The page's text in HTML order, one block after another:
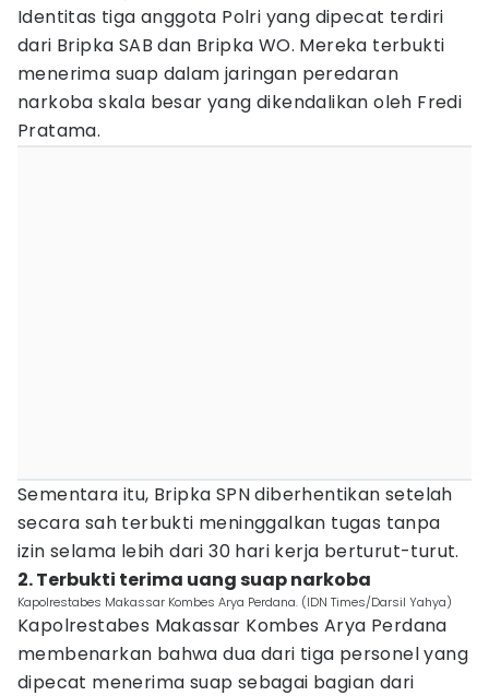
Identitas tiga anggota Polri yang dipecat terdiri
dari Bripka SAB dan Bripka WO. Mereka terbukti
menerima suap dalam jaringan peredaran
narkoba skala besar yang dikendalikan oleh Fredi
Pratama.
Sementara itu, Bripka SPN diberhentikan setelah
secara sah terbukti meninggalkan tugas tanpa
izin selama lebih dari 30 hari kerja berturut-turut.
2. Terbukti terima uang suap narkoba
Kapolrestabes Makassar Kombes Arya Perdana. (IDN Times/Darsil Yahya)
Kapolrestabes Makassar Kombes Arya Perdana
membenarkan bahwa dua dari tiga personel yang
dipecat menerima suap sebagai bagian dari